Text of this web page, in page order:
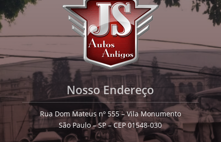
Nosso Endereço
Rua Dom Mateus nº 555 – Vila Monumento
São Paulo – SP – CEP 01548-030